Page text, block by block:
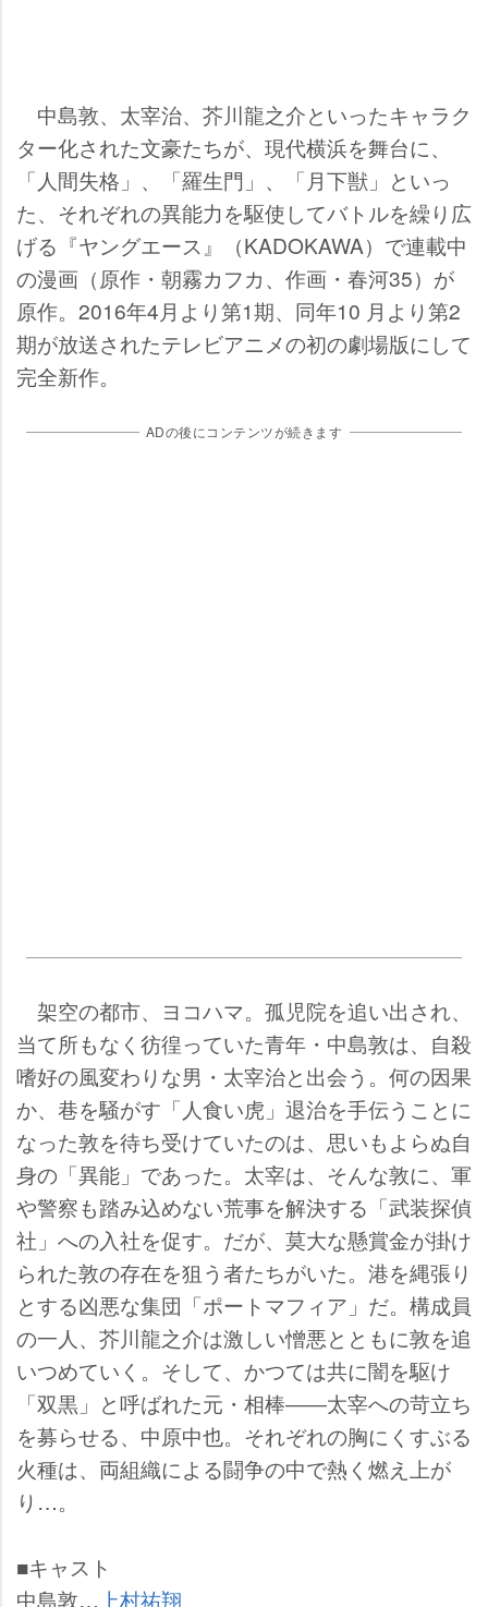
中島敦、太宰治、芥川龍之介といったキャラク
ター化された文豪たちが、現代横浜を舞台に、
「人間失格」、「羅生門」、「月下獣」といっ
た、それぞれの異能力を駆使してバトルを繰り広
げる『ヤングエース』（KADOKAWA）で連載中
の漫画（原作・朝霧カフカ、作画・春河35）が
原作。2016年4月より第1期、同年10 月より第2
期が放送されたテレビアニメの初の劇場版にして
完全新作。
ADの後にコンテンツが続きます
架空の都市、ヨコハマ。孤児院を追い出され、
当て所もなく彷徨っていた青年・中島敦は、自殺
嗜好の風変わりな男・太宰治と出会う。何の因果
か、巷を騒がす「人食い虎」退治を手伝うことに
なった敦を待ち受けていたのは、思いもよらぬ自
身の「異能」であった。太宰は、そんな敦に、軍
警察も踏み込めない荒事を解決する「武装探偵
社」への入社を促す。だが、莫大な懸賞金が掛け
られた敦の存在を狙う者たちがいた。港を縄張り
とする凶悪な集団「ポートマフィア」だ。構成員
の一人、芥川龍之介は激しい憎悪とともに敦を追
いつめていく。そして、かつては共に闇を駆け
「双黒」と呼ばれた元・相棒――太宰への苛立ち
を募らせる、中原中也。それぞれの胸にくすぶる
火種は、両組織による闘争の中で熱く燃え上が
り…。
■キャスト
中島敦… 上村祐翔